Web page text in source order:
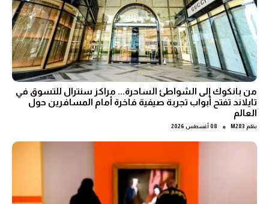
من بانكوك إلى الشواطئ الساحرة... مراكز سنترال للتسوق في
تايلاند تفتح أبواب تجربة صيفية فاخرة أمام المسافرين حول
العالم
بقلم M283
● 08 أغسطس 2026